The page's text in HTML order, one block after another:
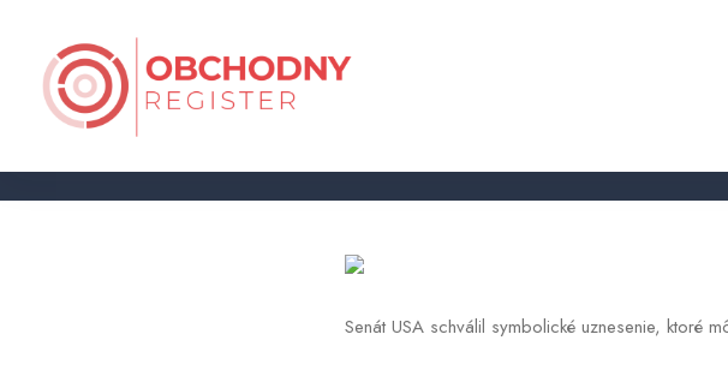
Trumpove právomoci vo vojne s Iránom
Senát USA schválil symbolické uznesenie,